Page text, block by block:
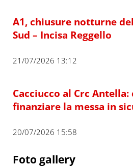
A1, chiusure notturne
Sud – Incisa Reggello
21/07/2026 13:12
Cacciucco al Crc Antella:
finanziare la messa in
20/07/2026 15:58
Foto gallery